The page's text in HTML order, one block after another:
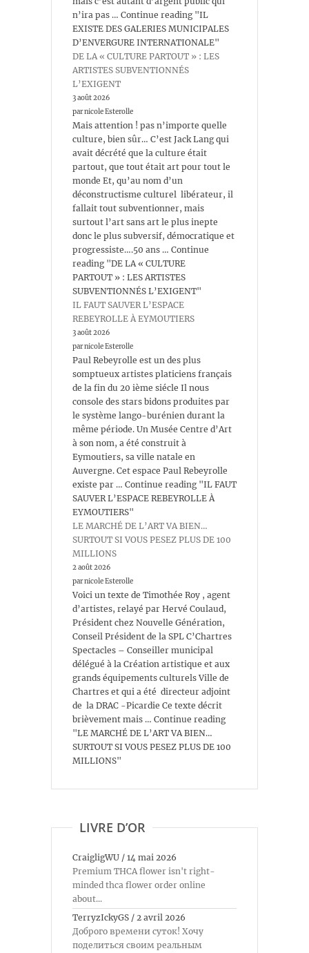
n’ira pas … Continue reading "IL
EXISTE DES GALERIES MUNICIPALES
D’ENVERGURE INTERNATIONALE"
DE LA « CULTURE PARTOUT » : LES
ARTISTES SUBVENTIONNÉS
L’EXIGENT
3 août 2026
par nicole Esterolle
Mais attention ! pas n’importe quelle
culture, bien sûr… C’est Jack Lang qui
avait décrété que la culture était
partout, que tout était art pour tout le
monde Et, qu’au nom d’un
déconstructisme culturel libérateur, il
fallait tout subventionner, mais
surtout l’art sans art le plus inepte
donc le plus subversif, démocratique et
progressiste….50 ans … Continue
reading "DE LA « CULTURE
PARTOUT » : LES ARTISTES
SUBVENTIONNÉS L’EXIGENT"
IL FAUT SAUVER L’ESPACE
REBEYROLLE À EYMOUTIERS
3 août 2026
par nicole Esterolle
Paul Rebeyrolle est un des plus
somptueux artistes platiciens français
de la fin du 20 ième siécle Il nous
console des stars bidons produites par
le système lango-burénien durant la
même période. Un Musée Centre d’Art
à son nom, a été construit à
Eymoutiers, sa ville natale en
Auvergne. Cet espace Paul Rebeyrolle
existe par … Continue reading "IL FAUT
SAUVER L’ESPACE REBEYROLLE À
EYMOUTIERS"
LE MARCHÉ DE L’ART VA BIEN…
SURTOUT SI VOUS PESEZ PLUS DE 100
MILLIONS
2 août 2026
par nicole Esterolle
Voici un texte de Timothée Roy , agent
d’artistes, relayé par Hervé Coulaud,
Président chez Nouvelle Génération,
Conseil Président de la SPL C’Chartres
Spectacles – Conseiller municipal
délégué à la Création artistique et aux
grands équipements culturels Ville de
Chartres et qui a été directeur adjoint
de la DRAC -Picardie Ce texte décrit
brièvement mais … Continue reading
"LE MARCHÉ DE L’ART VA BIEN…
SURTOUT SI VOUS PESEZ PLUS DE 100
MILLIONS"
LIVRE D’OR
CraigligWU / 14 mai 2026
Premium THCA flower isn't right-
minded thca flower order online
about...
TerryzIckyGS / 2 avril 2026
Доброго времени суток! Хочу
поделиться своим реальным